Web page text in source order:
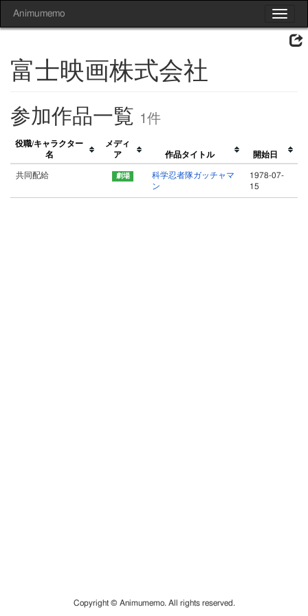
Toggle
Animumemo
富士映画株式会社
参加作品一覧 1件
役職/キャラクター
名
メディ
ア
作品タイトル 開始日
共同配給
科学忍者隊ガッチャマ
ン
1978-07-
15
Copyright © Animumemo. All rights reserved.